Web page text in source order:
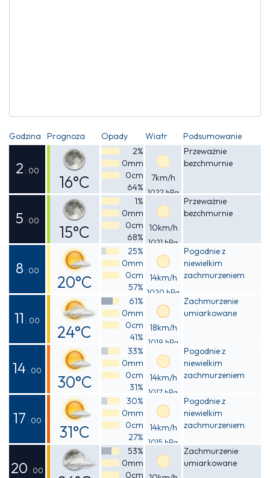
Godzina Prognoza Opady Wiatr Podsumowanie
2 : 00
16°C
Odczuwalna
15°C
2%
0mm
0cm
64%
7km/h
1022 hPa
Przeważnie
bezchmurnie
5 : 00
15°C
Odczuwalna
14°C
1%
0mm
0cm
68%
10km/h
1021 hPa
Przeważnie
bezchmurnie
8 : 00
20°C
Odczuwalna
19°C
25%
0mm
0cm
57%
14km/h
1020 hPa
Pogodnie z
niewielkim
zachmurzeniem
11 : 00
24°C
Odczuwalna
23°C
61%
0mm
0cm
41%
18km/h
1019 hPa
Zachmurzenie
umiarkowane
14 : 00
30°C
Odczuwalna
29°C
33%
0mm
0cm
31%
14km/h
1017 hPa
Pogodnie z
niewielkim
zachmurzeniem
17 : 00
31°C
Odczuwalna
29°C
30%
0mm
0cm
27%
14km/h
1015 hPa
Pogodnie z
niewielkim
zachmurzeniem
20 : 00
53%
0mm
0cm
Zachmurzenie
umiarkowane